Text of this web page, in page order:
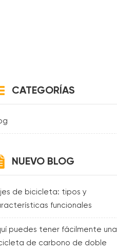
CATEGORÍAS
NUEVO BLOG
de bicicleta: tipos y
funcionales
puedes tener fácilmente una
de carbono de doble